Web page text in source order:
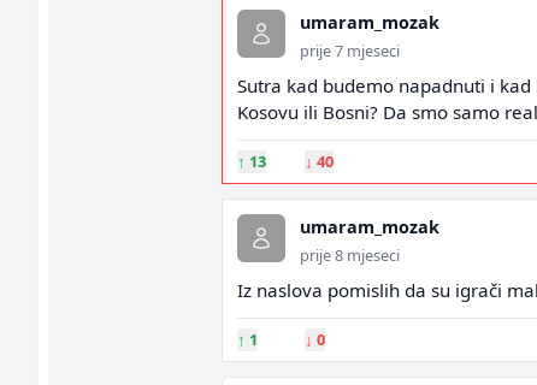
umaram_mozak
prije 7 mjeseci
Sutra kad budemo napadnuti i
Kosovu ili Bosni? Da smo samo
↑ 13 ↓ 40
umaram_mozak
prije 8 mjeseci
Iz naslova pomislih da su igrači
↑ 1 ↓ 0